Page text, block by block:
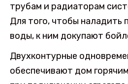
трубам и радиаторам
Для того, чтобы наладить
воды, к ним докупают
Двухконтурные
обеспечивают дом